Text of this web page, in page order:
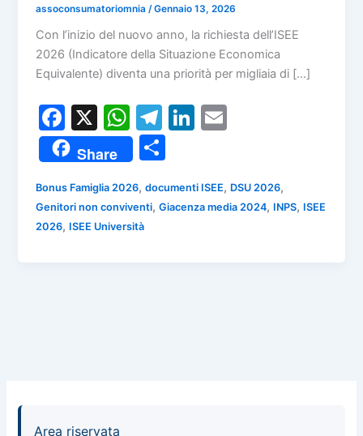
assoconsumatoriomnia /Gennaio 13, 2026
Con l’inizio del nuovo anno, la richiesta dell’ISEE
2026 (Indicatore della Situazione Economica
Equivalente) diventa una priorità per migliaia di […]
F
a
c
e
b
X
W
h
at
s
A
T
el
e
gr
a
Li
e
dI
l
Share
n
Bonus Famiglia 2026,documenti ISEE, DSU 2026,
Genitori non conviventi,Giacenza media 2024, INPS, ISEE
2026, ISEE Università
Area riservata